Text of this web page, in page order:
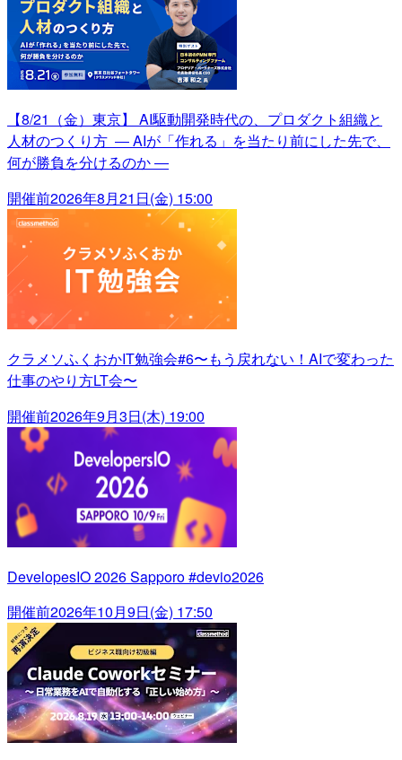
【8/21（金）東京】 AI駆動開発時代の、プロダクト組織と
人材のつくり方 ― AIが「作れる」を当たり前にした先で、
何が勝負を分けるのか ―
開催前2026年8月21日(金) 15:00
クラメソふくおかIT勉強会#6〜もう戻れない！AIで変わった
仕事のやり方LT会〜
開催前2026年9月3日(木) 19:00
DevelopesIO 2026 Sapporo #devio2026
開催前2026年10月9日(金) 17:50